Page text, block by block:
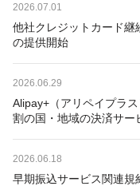
2026.07.01
他社クレジットカード継
の提供開始
2026.06.29
Alipay+（アリペイプラ
割の国・地域の決済サー
2026.06.18
早期振込サービス関連